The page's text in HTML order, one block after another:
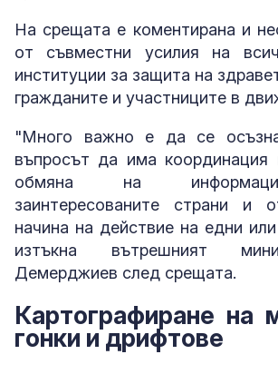
На срещата е коментирана и
от съвместни усилия на
институции за защита на
гражданите и участниците в
"Много важно е да се
въпросът да има координация
обмяна на
заинтересованите страни и
начина на действие на едни
изтъкна вътрешният
Демерджиев след срещата.
Картографиране на
гонки и дрифтове